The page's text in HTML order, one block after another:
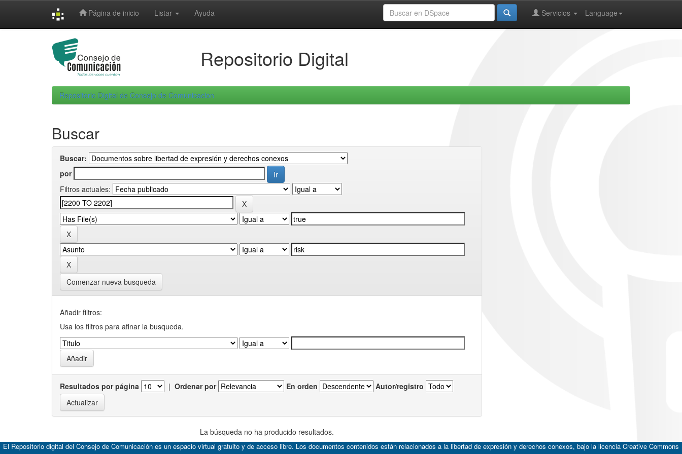
Página de inicio Listar Ayuda Language
Servicios
Repositorio Digital
Repositorio Digital de Consejo de Comunicacion
Buscar
Buscar:
por
Filtros actuales:
Comenzar nueva busqueda
Añadir filtros:
Usa los filtros para afinar la busqueda.
Resultados por página | Ordenar por En orden Autor/registro
La búsqueda no ha producido resultados.
El Repositorio digital del Consejo de Comunicación es un espacio virtual gratuito y de acceso libre. Los documentos contenidos están relacionados a la libertad de expresión y derechos conexos, bajo la licencia Creative Commons